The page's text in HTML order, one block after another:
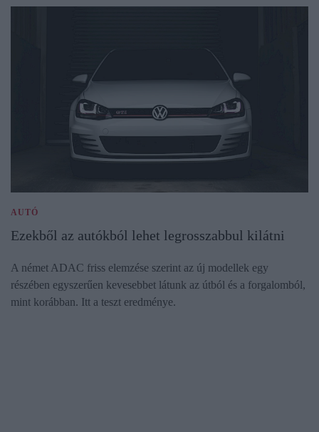
AUTÓ
Ezekből az autókból lehet legrosszabbul kilátni
A német ADAC friss elemzése szerint az új modellek egy
részében egyszerűen kevesebbet látunk az útból és a forgalomból,
mint korábban. Itt a teszt eredménye.